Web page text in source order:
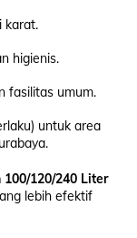
karat.
higienis.
fasilitas umum.
untuk area
120/240 Liter
lebih efektif